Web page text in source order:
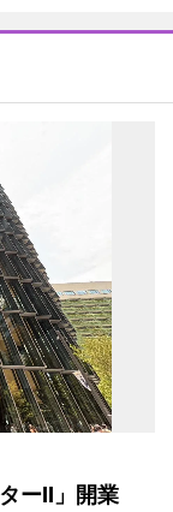
ーII」開業